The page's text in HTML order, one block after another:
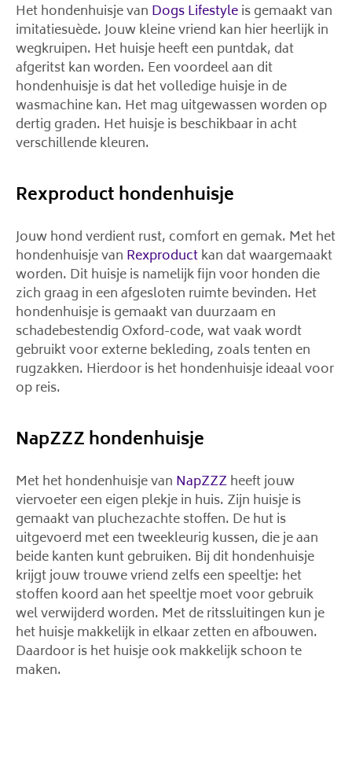
Het hondenhuisje van Dogs Lifestyleis gemaakt van
imitatiesuède. Jouw kleine vriend kan hier heerlijk in
wegkruipen. Het huisje heeft een puntdak, dat
afgeritst kan worden. Een voordeel aan dit
hondenhuisje is dat het volledige huisje in de
wasmachine kan. Het mag uitgewassen worden op
dertig graden. Het huisje is beschikbaar in acht
verschillende kleuren.
Rexproduct hondenhuisje
Jouw hond verdient rust, comfort en gemak. Met het
hondenhuisje van Rexproductkan dat waargemaakt
worden. Dit huisje is namelijk fijn voor honden die
zich graag in een afgesloten ruimte bevinden. Het
hondenhuisje is gemaakt van duurzaam en
schadebestendig Oxford-code, wat vaak wordt
gebruikt voor externe bekleding, zoals tenten en
rugzakken. Hierdoor is het hondenhuisje ideaal voor
op reis.
NapZZZ hondenhuisje
Met het hondenhuisje van NapZZZheeft jouw
viervoeter een eigen plekje in huis. Zijn huisje is
gemaakt van pluchezachte stoffen. De hut is
uitgevoerd met een tweekleurig kussen, die je aan
beide kanten kunt gebruiken. Bij dit hondenhuisje
krijgt jouw trouwe vriend zelfs een speeltje: het
stoffen koord aan het speeltje moet voor gebruik
wel verwijderd worden. Met de ritssluitingen kun je
het huisje makkelijk in elkaar zetten en afbouwen.
Daardoor is het huisje ook makkelijk schoon te
maken.